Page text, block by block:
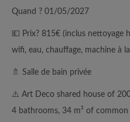
Quand ? 01/05/2027
💶 Prix? 815€ (inclus nettoyage
wifi, eau, chauffage, machine à
🚿 Salle de bain privée
⚠️ Art Deco shared house of
4 bathrooms, 34 m² of